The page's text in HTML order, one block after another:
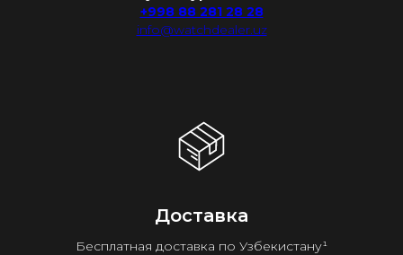
+998 88 281 28 28
info@watchdealer.uz
Доставка
Бесплатная доставка по Узбекистану¹